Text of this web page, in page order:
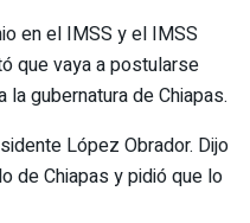
en el IMSS y el IMSS
que vaya a postularse
gubernatura de Chiapas.
López Obrador. Dijo
de Chiapas y pidió que lo